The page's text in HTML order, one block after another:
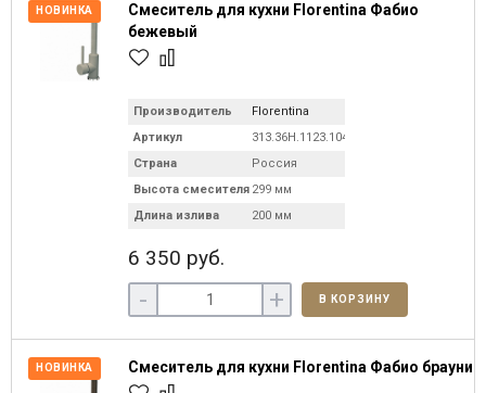
НОВИНКА
Смеситель для кухни Florentina Фабио
бежевый
Производитель
Florentina
Артикул
313.36H.1123.104
Страна
Россия
Высота смесителя 299 мм
Длина излива
200 мм
6 350 руб.
- + В КОРЗИНУ
НОВИНКА Смеситель для кухни Florentina Фабио брауни